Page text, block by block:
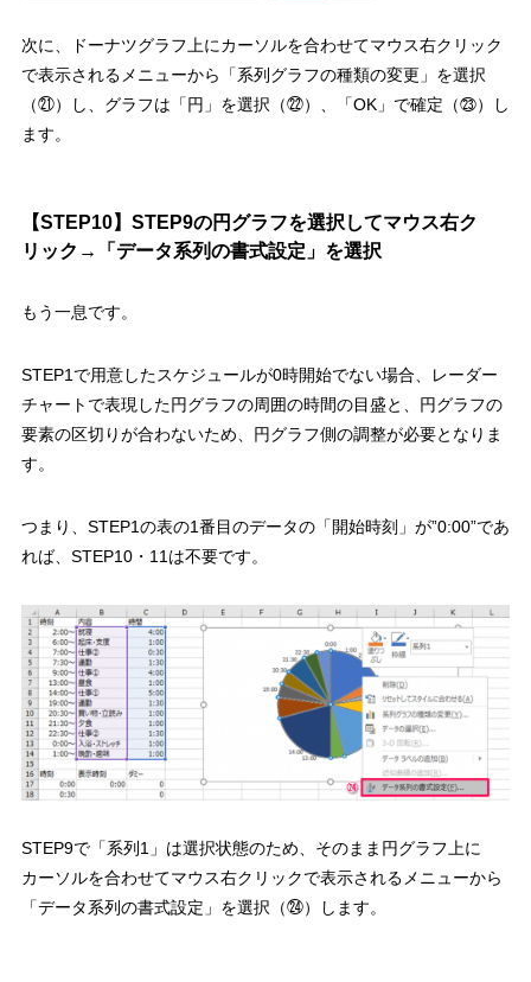
次に、ドーナツグラフ上にカーソルを合わせてマウス右クリック
で表示されるメニューから
「系列グラフの種類の変更」を選択
（㉑）
し、 グラフは「円」を選択（㉒） 、 「OK」で確定（㉓）
し
ます。
【STEP10】STEP9の円グラフを選択してマウス右ク
リック→「データ系列の書式設定」を選択
もう一息です。
STEP1で用意したスケジュールが0時開始でない場合、レーダー
チャートで表現した円グラフの周囲の時間の目盛と、円グラフの
要素の区切りが合わないため、円グラフ側の調整が必要となりま
す。
つまり、 STEP1の表の1番目のデータの「開始時刻」が”0:00”であ
れば、STEP10・11は不要です。
STEP9で「系列1」は選択状態のため、そのまま円グラフ上に
カーソルを合わせてマウス右クリックで表示されるメニューから
「データ系列の書式設定」を選択（㉔）
します。